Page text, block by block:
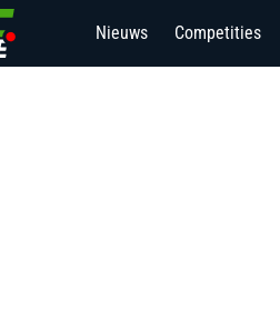
Nieuws Competities